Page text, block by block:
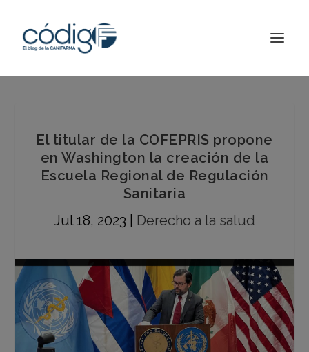
El titular de la COFEPRIS propone
en Washington la creación de la
Escuela Regional de Regulación
Sanitaria
Jul 18, 2023
Derecho a la salud